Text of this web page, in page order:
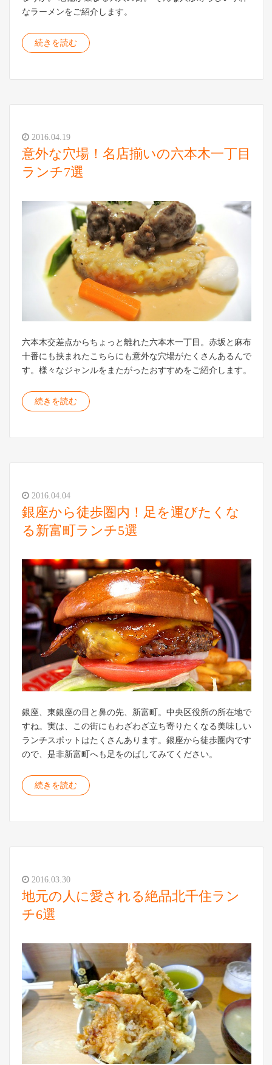
なラーメンをご紹介します。
続きを読む
2016.04.19
意外な穴場！名店揃いの六本木一丁目
ランチ7選
六本木交差点からちょっと離れた六本木一丁目。赤坂と麻布
十番にも挟まれたこちらにも意外な穴場がたくさんあるんで
す。様々なジャンルをまたがったおすすめをご紹介します。
続きを読む
2016.04.04
銀座から徒歩圏内！足を運びたくな
る新富町ランチ5選
銀座、東銀座の目と鼻の先、新富町。中央区役所の所在地で
すね。実は、この街にもわざわざ立ち寄りたくなる美味しい
ランチスポットはたくさんあります。銀座から徒歩圏内です
ので、是非新富町へも足をのばしてみてください。
続きを読む
2016.03.30
地元の人に愛される絶品北千住ラン
チ6選